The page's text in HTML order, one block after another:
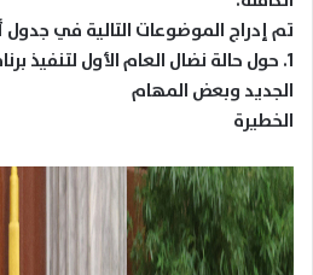
تم إدراج الموضوعات التالية في جدول
1. حول حالة نضال العام الأول لتنفيذ
الجديد وبعض المهام
الخطيرة